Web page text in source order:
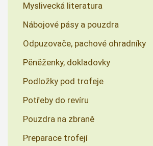
Myslivecká literatura
Nábojové pásy a pouzdra
Odpuzovače, pachové ohradníky
Pěněženky, dokladovky
Podložky pod trofeje
Potřeby do revíru
Pouzdra na zbraně
Preparace trofejí